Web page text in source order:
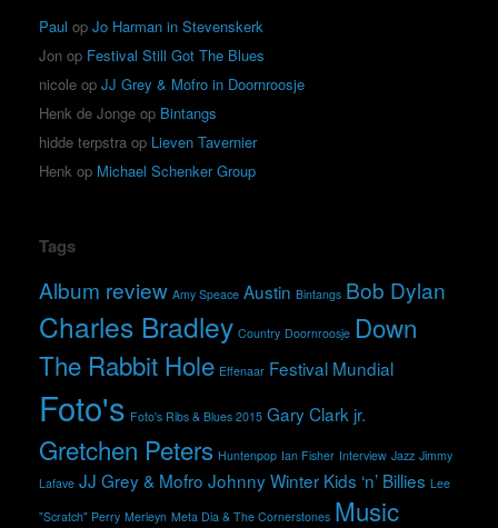
Paul op Jo Harman in Stevenskerk
Jon op Festival Still Got The Blues
nicole op JJ Grey & Mofro in Doornroosje
Henk de Jonge op Bintangs
hidde terpstra op Lieven Tavernier
Henk op Michael Schenker Group
Tags
Album review Amy Speace Austin Bintangs Bob Dylan
Charles Bradley Country Doornroosje Down
The Rabbit Hole Effenaar Festival Mundial
Foto's Foto's Ribs & Blues 2015 Gary Clark jr.
Gretchen Peters Huntenpop Ian Fisher Interview Jazz Jimmy
Lafave JJ Grey & Mofro Johnny Winter Kids ‘n’ Billies Lee
"Scratch" Perry Merleyn Meta Dia & The Cornerstones Music